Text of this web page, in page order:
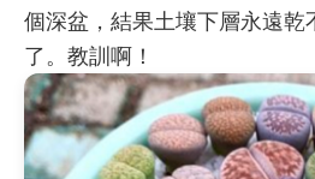
個深盆，結果土壤下層永遠乾
了。教訓啊！